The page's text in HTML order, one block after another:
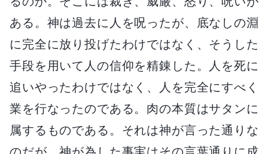
ある。神は過去に人を呪ったが、底なしの淵
に完全に放り投げたわけではなく、そうした
手段を用いて人の信仰を精錬した。人を死に
追いやったわけではなく、人を完全にすべく
業を行なったのである。肉の本質はサタンに
属するものである。それは神が言った通りな